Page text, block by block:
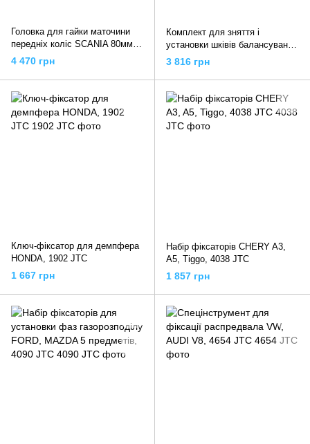
Головка для гайки маточини
передніх коліс SCANIA 80мм
1" 8гр., 1560 JTC
4 470 грн
Комплект для зняття і
установки шківів балансування
вала, 1732 JTC
3 816 грн
Ключ-фіксатор для демпфера
HONDA, 1902 JTC
1 667 грн
Набір фіксаторів CHERY A3,
A5, Tiggo, 4038 JTC
1 857 грн